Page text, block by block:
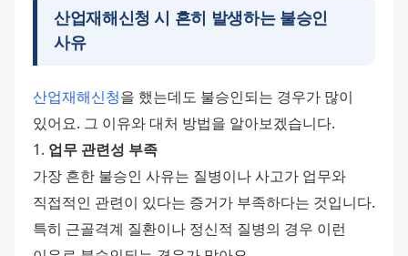
산업재해신청 시 흔히 발생하는 불승인
사유
산업재해신청을 했는데도 불승인되는 경우가 많이
있어요. 그 이유와 대처 방법을 알아보겠습니다.
1. 업무 관련성 부족
가장 흔한 불승인 사유는 질병이나 사고가 업무와
직접적인 관련이 있다는 증거가 부족하다는 것입니다.
특히 근골격계 질환이나 정신적 질병의 경우 이런